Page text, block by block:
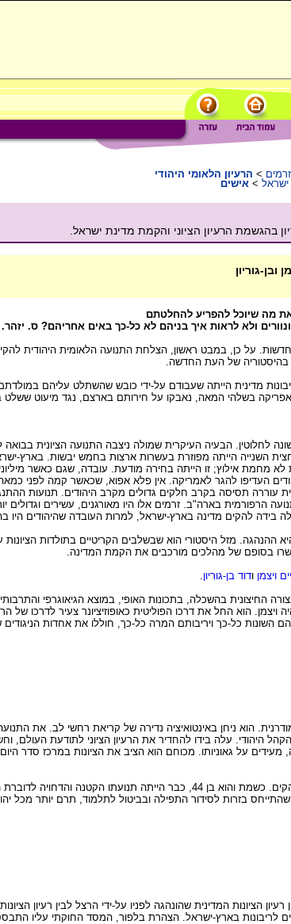
> הרעיון הלאומי היהודי
ישראל > אישים
בהגשמת הרעיון הציוני והקמת מדינת ישראל.
גוריון
את מה שיוכל להפריע להחלטתם
ולא לראות איך בניהם לא כל-כך באים אחריהם? ס. יזהר.
האחרונות קמו למעלה מ-100 מדינות חדשות. על כן, במבט ראשון, הצלחת התנועה
בהיסטוריה של העת החדשה.
מדינית הייתה שעבודם על-ידי כובש שהשתלט עליהם
בשלהי המאה, נאבקו על חירותם בארצם, נגד מיעוט ששלט
לחלוטין. הבעיה העיקרית שמולה ניצבה התנועה הציונית
מחמת אילוץ; זו הייתה בחירה מודעת. עובדה, שגם כאשר
העדיפו להגר לאמריקה. אין פלא אפוא, שכאשר קמה לפני
עוררה תסיסה בקרב חלקים גדולים מקרב היהודים. תנועות
הרפורמית בארה"ב. זרמים אלו היו מאורגנים, עשירים וגדולים
בידה להקים מדינה בארץ-ישראל, למרות העובדה שהיהודים היו
ההנהגה. מזל היסטורי הוא שבשלבים הקריטיים בתולדות
בסופם של מהלכים מורכבים את הקמת המדינה.
ויצמן ודוד בן-גוריון
החיצונית בהשכלה, בתכונות האופי, במוצא הגיאוגרפי
השלושה היה ויצמן. הוא החל את דרכו הפוליטית כאופוזיציונר צעיר
השונות כל-כך ויריבותם המרה כל-כך, חוללו את אחדות
הוא ניחן באינטואיציה נדירה של קריאת רחשי לב. את
עלה בידו להחדיר את הרעיון הציוני לתודעת העולם,
מעידים על גאוניותו. מכוחם הוא הציב את הציונות במרכז סדר
שמונה שנים בלבד הספיק הרצל לפעול בתנועה שהקים. כשמת והוא בן
בזרות לסידור התפילה ובביטול לתלמוד, תרם יותר מכל
רעיון הציונות המדינית שהונהגה לפניו על-ידי הרצל לבין רעיון
לריבונות בארץ-ישראל. הצהרת בלפור, המסד החוקתי עליו